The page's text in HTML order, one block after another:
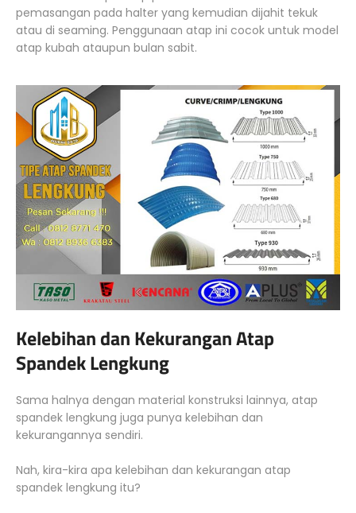
pemasangan pada halter yang kemudian dijahit tekuk
atau di seaming. Penggunaan atap ini cocok untuk model
atap kubah ataupun bulan sabit.
Kelebihan dan Kekurangan Atap
Spandek Lengkung
Sama halnya dengan material konstruksi lainnya, atap
spandek lengkung juga punya kelebihan dan
kekurangannya sendiri.
Nah, kira-kira apa kelebihan dan kekurangan atap
spandek lengkung itu?